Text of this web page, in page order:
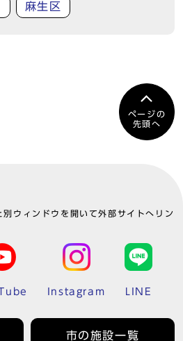
麻生区
ページの
先頭へ
ウィンドウを開いて外部サイトへリン
Instagram LINE
市の施設一覧